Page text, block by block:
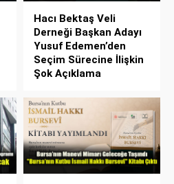
Hacı Bektaş Veli
Derneği Başkan Adayı
Yusuf Edemen’den
Seçim Sürecine İlişkin
Şok Açıklama